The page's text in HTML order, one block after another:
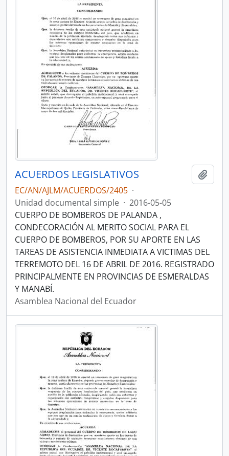
ACUERDOS LEGISLATIVOS
EC/AN/AJLM/ACUERDOS/2405 ·
Unidad documental simple · 2016-05-05
CUERPO DE BOMBEROS DE PALANDA ,
CONDECORACIÓN AL MERITO SOCIAL PARA EL
CUERPO DE BOMBEROS, POR SU APORTE EN LAS
TAREAS DE ASISTENCIA INMEDIATA A VICTIMAS DEL
TERREMOTO DEL 16 DE ABRIL DE 2016. REGISTRADO
PRINCIPALMENTE EN PROVINCIAS DE ESMERALDAS
Y MANABÍ.
Asamblea Nacional del Ecuador